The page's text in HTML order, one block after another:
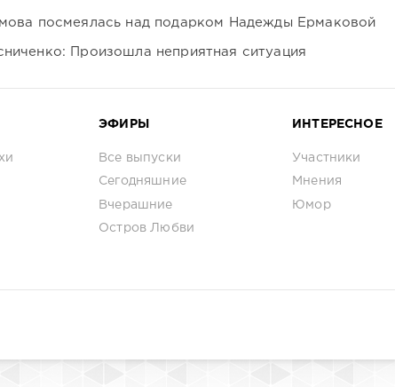
посмеялась над подарком Надежды Ермаковой
Произошла неприятная ситуация
ЭФИРЫ
Все выпуски
Сегодняшние
Вчерашние
Остров Любви
ИНТЕРЕСНОЕ
Участники
Мнения
Юмор